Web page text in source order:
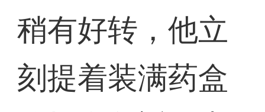
稍有好转，他立
刻提着装满药盒